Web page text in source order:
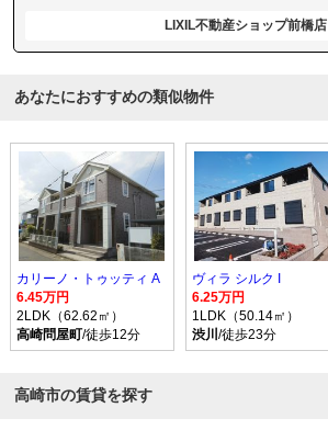
LIXIL不動産ショップ前橋店
あなたにおすすめの類似物件
カリーノ・トゥッティ A
6.45万円
2LDK（62.62㎡）
高崎問屋町/徒歩12分
ヴィラ シルク I
6.25万円
1LDK（50.14㎡）
渋川 /徒歩23分
高崎市の賃貸を探す